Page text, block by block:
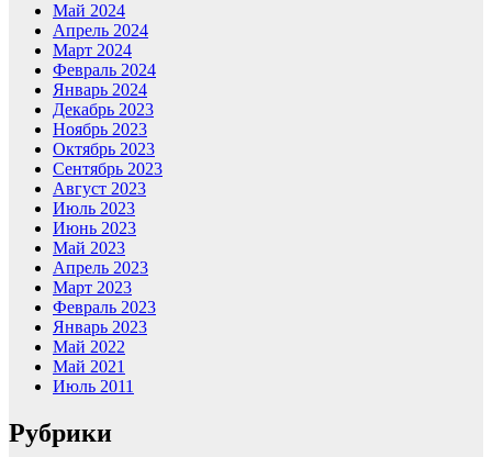
Май 2024
Апрель 2024
Март 2024
Февраль 2024
Январь 2024
Декабрь 2023
Ноябрь 2023
Октябрь 2023
Сентябрь 2023
Август 2023
Июль 2023
Июнь 2023
Май 2023
Апрель 2023
Март 2023
Февраль 2023
Январь 2023
Май 2022
Май 2021
Июль 2011
Рубрики